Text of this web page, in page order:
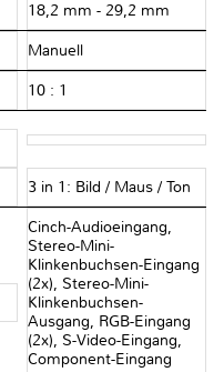
18,2 mm - 29,2 mm
Manuell
10 : 1
3 in 1: Bild / Maus / Ton
Cinch-Audioeingang,
Stereo-Mini-
Klinkenbuchsen-Eingang
(2x), Stereo-Mini-
Klinkenbuchsen-
Ausgang, RGB-Eingang
(2x), S-Video-Eingang,
Component-Eingang